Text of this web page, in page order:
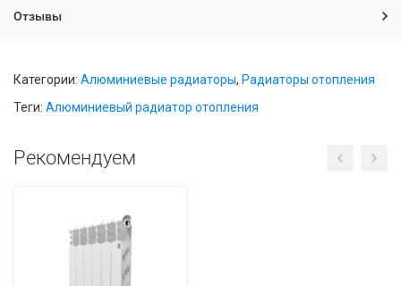
Отзывы
Категории: Алюминиевые радиаторы, Радиаторы отопления
Теги: Алюминиевый радиатор отопления
Рекомендуем